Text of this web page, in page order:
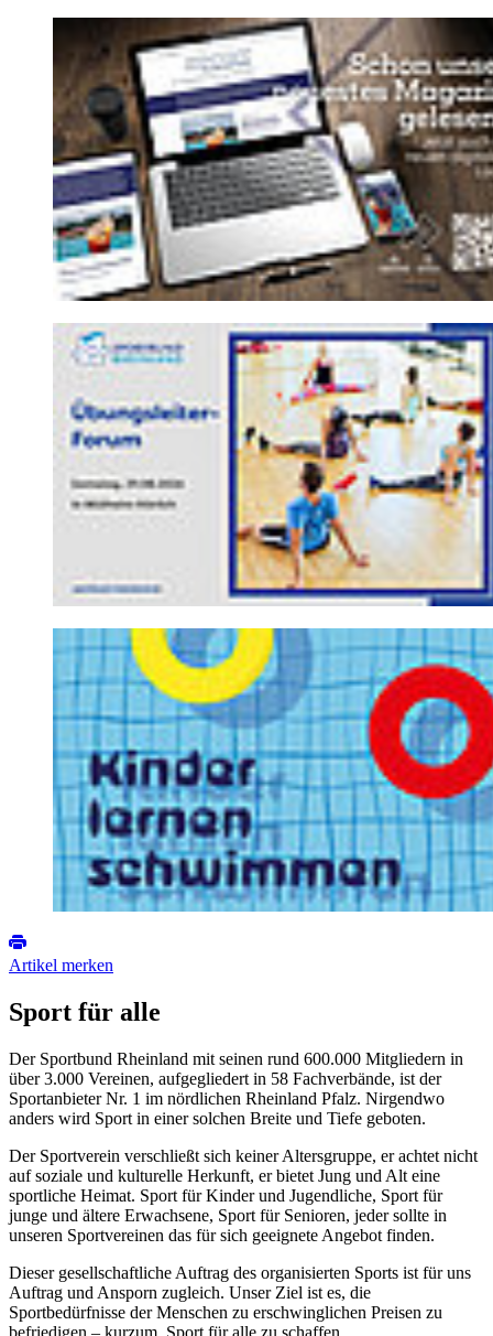
Artikel merken
Sport für alle
Der Sportbund Rheinland mit seinen rund 600.000 Mitgliedern in
über 3.000 Vereinen, aufgegliedert in 58 Fachverbände, ist der
Sportanbieter Nr. 1 im nördlichen Rheinland Pfalz. Nirgendwo
anders wird Sport in einer solchen Breite und Tiefe geboten.
Der Sportverein verschließt sich keiner Altersgruppe, er achtet nicht
auf soziale und kulturelle Herkunft, er bietet Jung und Alt eine
sportliche Heimat. Sport für Kinder und Jugendliche, Sport für
junge und ältere Erwachsene, Sport für Senioren, jeder sollte in
unseren Sportvereinen das für sich geeignete Angebot finden.
Dieser gesellschaftliche Auftrag des organisierten Sports ist für uns
Auftrag und Ansporn zugleich. Unser Ziel ist es, die
Sportbedürfnisse der Menschen zu erschwinglichen Preisen zu
befriedigen – kurzum, Sport für alle zu schaffen.